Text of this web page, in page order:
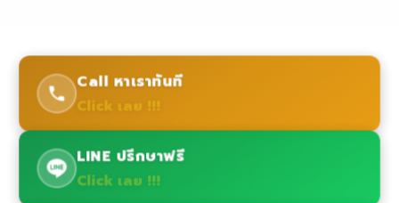
Call หาเราทันที
Click เลย !!!
LINE ปรึกษาฟรี
Click เลย !!!